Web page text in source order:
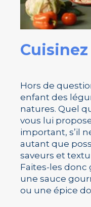
Cuisinez
Hors de
enfant des
natures. Quel
vous lui
important, s’il
autant que
saveurs et
Faites-les donc
une sauce
ou une épice